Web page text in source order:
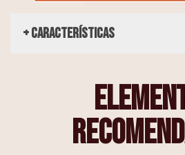
+ Características